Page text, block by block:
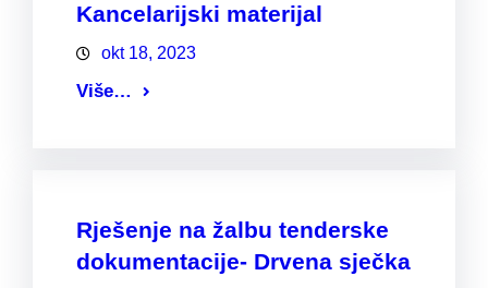
Kancelarijski materijal
okt 18, 2023
Više…
Rješenje na žalbu tenderske
dokumentacije- Drvena sječka